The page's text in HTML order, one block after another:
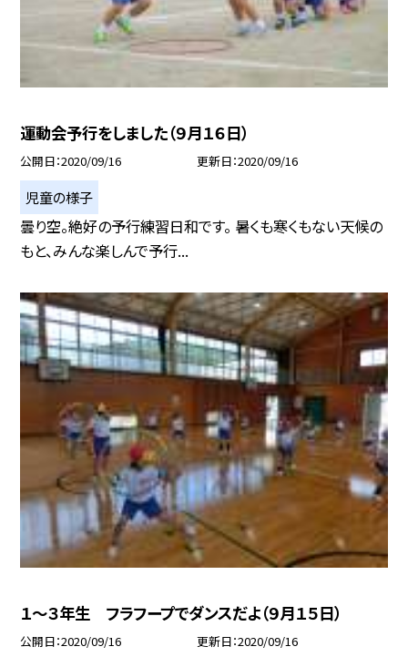
運動会予行をしました（９月１６日）
公開日 2020/09/16 更新日 2020/09/16
児童の様子
曇り空。絶好の予行練習日和です。 暑くも寒くもない天候の
もと、みんな楽しんで予行...
１〜３年生 フラフープでダンスだよ（９月１５日）
公開日 2020/09/16 更新日 2020/09/16